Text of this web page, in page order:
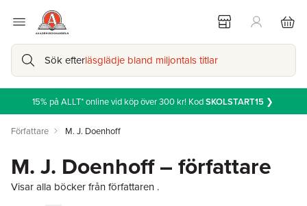
Sök efterläsglädje bland miljontals titlar
15% på ALLT* online vid köp över 300 kr! KodSKOLSTART15❯
Författare M. J. Doenhoff
M. J. Doenhoff – författare
Visar alla böcker från författaren .